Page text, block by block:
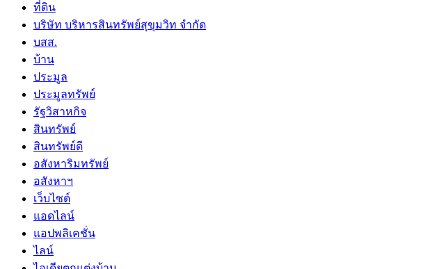
ที่ดิน
บริษัท บริหารสินทรัพย์สุขุมวิท จำกัด
บสส.
บ้าน
ประมูล
ประมูลทรัพย์
รัฐวิสาหกิจ
สินทรัพย์
สินทรัพย์ดี
อสังหาริมทรัพย์
อสังหาฯ
เว็บไซต์
แอดไลน์
แอปพลิเคชั่น
ไลน์